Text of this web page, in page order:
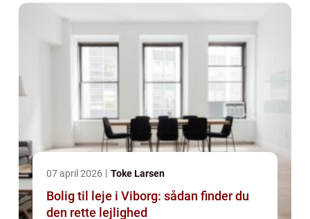
07 april 2026 Toke Larsen
Bolig til leje i Viborg: sådan finder du
den rette lejlighed